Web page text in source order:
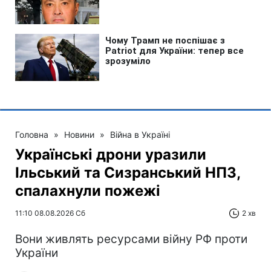
Головна » Новини » Війна в Україні
Українські дрони уразили
Ільський та Сизранський НПЗ,
спалахнули пожежі
11:10 08.08.2026 Сб 2 хв
Вони живлять ресурсами війну РФ проти
України